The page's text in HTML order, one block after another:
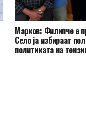
Марков: Филипче е
Село ја избираат
политиката на